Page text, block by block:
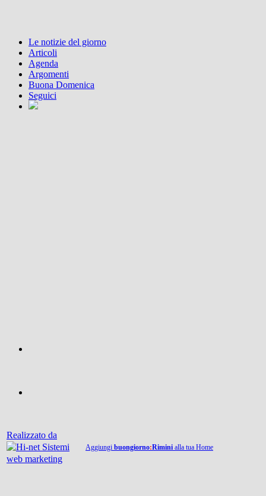
Le notizie del giorno
Articoli
Agenda
Argomenti
Buona Domenica
Seguici
Realizzato da
Aggiungi buongiorno:Rimini alla tua Home